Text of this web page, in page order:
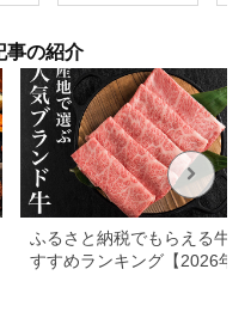
すめ
ーフ
降
事の紹介
ふるさと納税でもらえる牛肉
すすめランキング【2026年